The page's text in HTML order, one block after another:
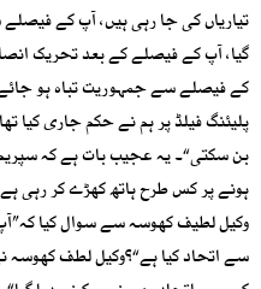
تیاریاں کی جا رہی ہیں، آپ کے
گیا، آپ کے فیصلے کے بعد تحریک
کے فیصلے سے جمہوریت تباہ ہو
پلیئنگ فیلڈ پر ہم نے حکم جاری
بن سکتی“۔ یہ عجیب بات ہے کہ
ہونے پر کس طرح ہاتھ کھڑے کر رہی
وکیل لطیف کھوسہ سے سوال کیا
سے اتحاد کیا ہے“؟وکیل لطف کھوسہ